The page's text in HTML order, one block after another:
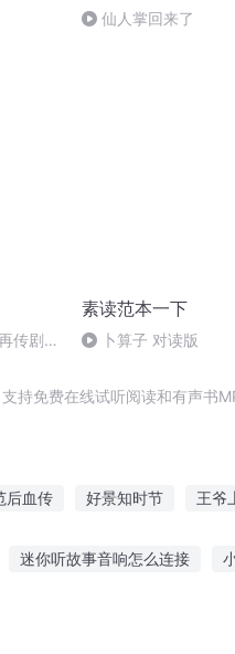
仙人掌回来了
传剧
素读范本一下
卜算子 对读版
持免费在线试听阅读和有声书
后血传 好景知时节 王爷
迷你听故事音响怎么连接